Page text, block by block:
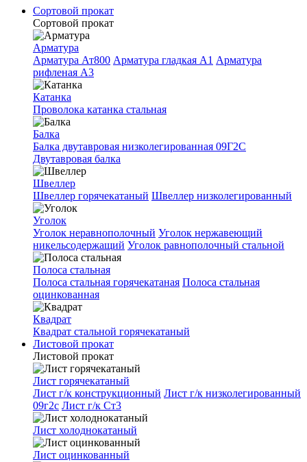
Сортовой прокат
Сортовой прокат
Арматура
Арматура Ат800 Арматура гладкая A1 Арматура
рифленая A3
Катанка
Проволока катанка стальная
Балка
Балка двутавровая низколегированная 09Г2С
Двутавровая балка
Швеллер
Швеллер горячекатаный Швеллер низколегированный
Уголок
Уголок неравнополочный Уголок нержавеющий
никельсодержащий Уголок равнополочный стальной
Полоса стальная
Полоса стальная горячекатаная Полоса стальная
оцинкованная
Квадрат
Квадрат стальной горячекатаный
Листовой прокат
Листовой прокат
Лист горячекатаный
Лист г/к конструкционный Лист г/к низколегированный
09г2с Лист г/к Ст3
Лист холоднокатаный
Лист оцинкованный